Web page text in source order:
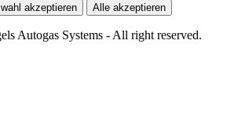
akzeptieren Alle akzeptieren
Autogas Systems - All right reserved.